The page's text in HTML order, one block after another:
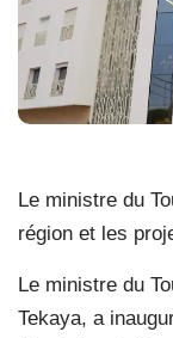
Le ministre du
région et les
Le ministre du
Tekaya, a